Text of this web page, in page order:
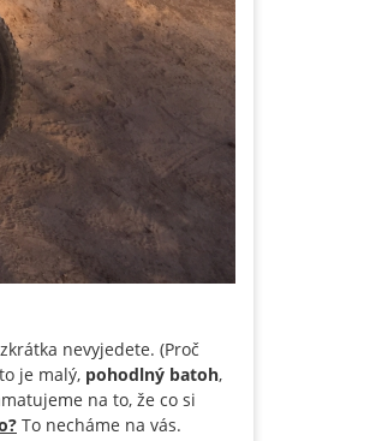
nevyjedete. (Proč
je malý, pohodlný batoh,
na to, že co si
To necháme na vás.